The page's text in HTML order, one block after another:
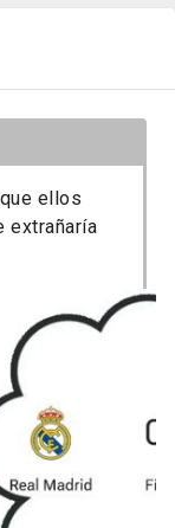
ellos
extrañaría